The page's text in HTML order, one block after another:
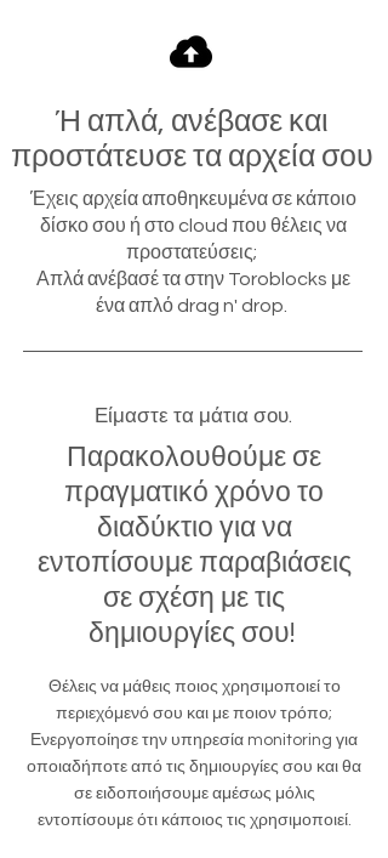
Ή απλά, ανέβασε και
προστάτευσε τα αρχεία σου
Έχεις αρχεία αποθηκευμένα σε κάποιο
δίσκο σου ή στο cloud που θέλεις να
προστατεύσεις;
Απλά ανέβασέ τα στην Toroblocks με
ένα απλό drag n' drop.
Είμαστε τα μάτια σου.
Παρακολουθούμε σε
πραγματικό χρόνο το
διαδύκτιο για να
εντοπίσουμε παραβιάσεις
σε σχέση με τις
δημιουργίες σου!
Θέλεις να μάθεις ποιος χρησιμοποιεί το
περιεχόμενό σου και με ποιον τρόπο;
Ενεργοποίησε την υπηρεσία monitoring για
οποιαδήποτε από τις δημιουργίες σου και θα
σε ειδοποιήσουμε αμέσως μόλις
εντοπίσουμε ότι κάποιος τις χρησιμοποιεί.